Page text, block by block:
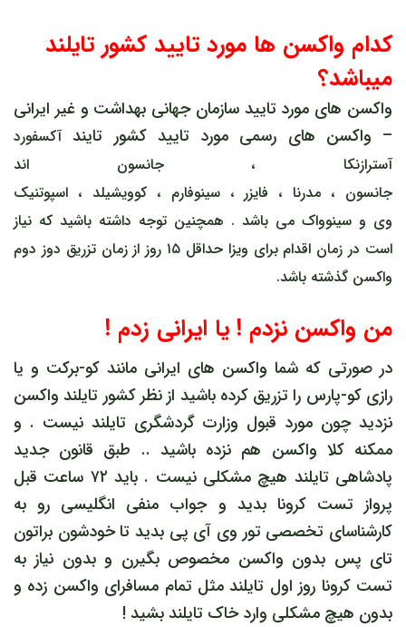
کدام واکسن ها مورد تایید کشور تایلند
میباشد؟
واکسن های مورد تایید سازمان جهانی بهداشت و غیر ایرانی
– واکسن های رسمی مورد تایید کشور تایند آکسفورد
آسترازنکا ،جانسون اند
جانسون ، مدرنا ، فایزر،سینوفارم ،کوویشیلد ، اسپوتنیک
وی و سینوواک می باشد . همچنین توجه داشته باشید که نیاز
است در زمان اقدام برای ویزا حداقل ۱۵ روز از زمان تزریق دوز دوم
واکسن گذشته باشد.
من واکسن نزدم ! یا ایرانی زدم !
در صورتی که شما واکسن های ایرانی مانند کو-برکت و یا
رازی کو-پارس را تزریق کرده باشید از نظر کشور تایلند واکسن
نزدید چون مورد قبول وزارت گردشگری تایلند نیست . و
ممکنه کلا واکسن هم نزده باشید .. طبق قانون جدید
پادشاهی تایلند هیچ مشکلی نیست . باید ۷۲ ساعت قبل
پرواز تست کرونا بدید و جواب منفی انگلیسی رو به
کارشناسای تخصصی تور وی آی پی بدید تا خودشون براتون
تای پس بدون واکسن مخصوص بگیرن و بدون نیاز به
تست کرونا روز اول تایلند مثل تمام مسافرای واکسن زده و
بدون هیچ مشکلی وارد خاک تایلند بشید !